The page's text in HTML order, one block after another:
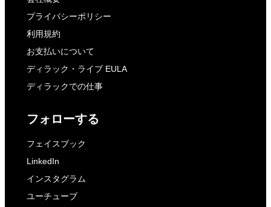
プライバシーポリシー
利用規約
お支払いについて
ディラック・ライブ EULA
ディラックでの仕事
フォローする
フェイスブック
LinkedIn
インスタグラム
ユーチューブ